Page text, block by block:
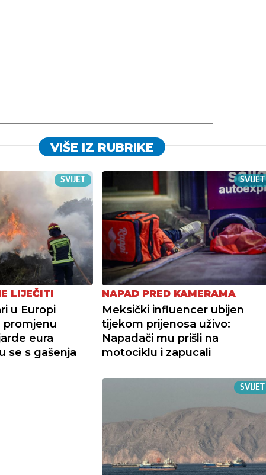
VIŠE IZ RUBRIKE
SVIJET
LIJEČITI
u Europi
promjenu
eura
se s gašenja
SVIJET
NAPAD PRED KAMERAMA
Meksički influencer ubijen
tijekom prijenosa uživo:
Napadači mu prišli na
motociklu i zapucali
SVIJET